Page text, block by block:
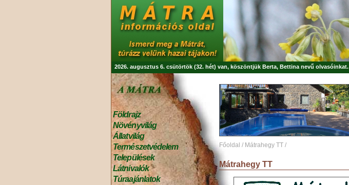
2026. augusztus 6. csütörtök (32. hét) van, köszöntjük Berta, Bettina nevű olvasóinkat.
Földrajz
Növényvilág
Állatvilág
Természetvédelem
Települések
Látnivalók
Túraajánlatok
Főoldal / Mátrahegy TT /
Mátrahegy TT